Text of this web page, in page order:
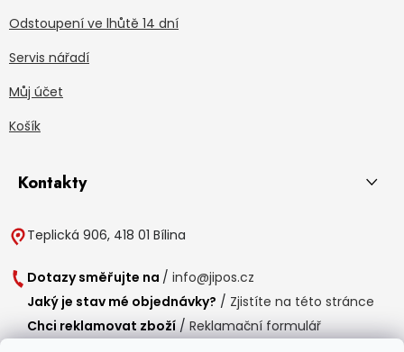
Odstoupení ve lhůtě 14 dní
Servis nářadí
Můj účet
Košík
Kontakty
Teplická 906, 418 01 Bílina
Dotazy směřujte na / info@jipos.cz
Jaký je stav mé objednávky? / Zjistíte na této stránce
Chci reklamovat zboží / Reklamační formulář